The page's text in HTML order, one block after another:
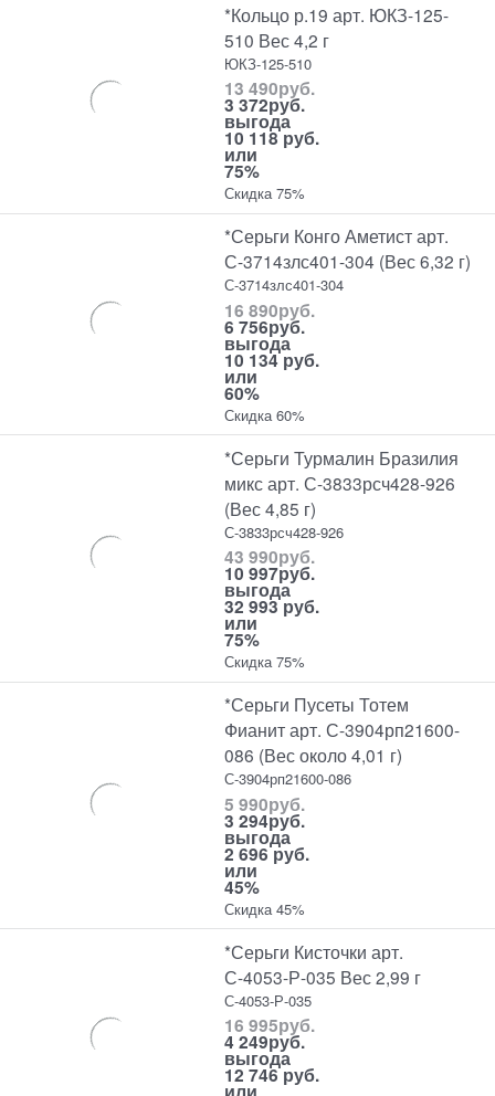
*Кольцо р.19 арт. ЮКЗ-125-
510 Вес 4,2 г
ЮКЗ-125-510
13 490руб.
3 372руб.
выгода
10 118 руб.
или
75%
Скидка 75%
*Серьги Конго Аметист арт.
С-3714злс401-304 (Вес 6,32 г)
С-3714злс401-304
16 890руб.
6 756руб.
выгода
10 134 руб.
или
60%
Скидка 60%
*Серьги Турмалин Бразилия
микс арт. С-3833рсч428-926
(Вес 4,85 г)
С-3833рсч428-926
43 990руб.
10 997руб.
выгода
32 993 руб.
или
75%
Скидка 75%
*Серьги Пусеты Тотем
Фианит арт. С-3904рп21600-
086 (Вес около 4,01 г)
С-3904рп21600-086
5 990руб.
3 294руб.
выгода
2 696 руб.
или
45%
Скидка 45%
*Серьги Кисточки арт.
С-4053-Р-035 Вес 2,99 г
С-4053-Р-035
16 995руб.
4 249руб.
выгода
12 746 руб.